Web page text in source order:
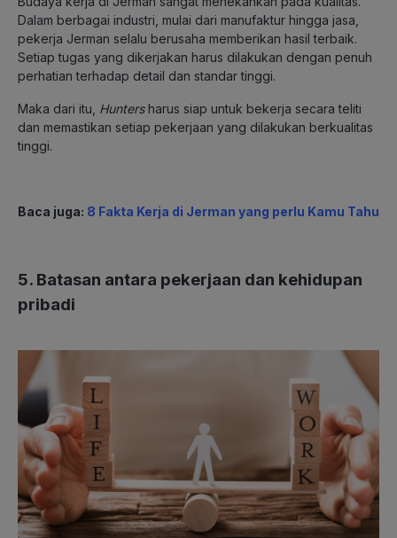
Dalam berbagai industri, mulai dari manufaktur hingga jasa,
pekerja Jerman selalu berusaha memberikan hasil terbaik.
Setiap tugas yang dikerjakan harus dilakukan dengan penuh
perhatian terhadap detail dan standar tinggi.
Maka dari itu, Huntersharus siap untuk bekerja secara teliti
dan memastikan setiap pekerjaan yang dilakukan berkualitas
tinggi.
Baca juga: 8 Fakta Kerja di Jerman yang perlu Kamu Tahu
5. Batasan antara pekerjaan dan kehidupan
pribadi